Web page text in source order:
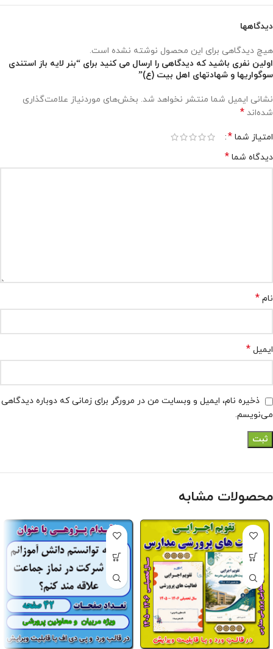
دیدگاهها
هیچ دیدگاهی برای این محصول نوشته نشده است.
اولین نفری باشید که دیدگاهی را ارسال می کنید برای “بنر لایه باز استندی
سوگواریها و شهادتهای اهل بیت (ع)”
نشانی ایمیل شما منتشر نخواهد شد. بخش‌های موردنیاز علامت‌گذاری
شده‌اند *
امتیاز شما *
دیدگاه شما *
نام *
ایمیل *
ذخیره نام، ایمیل و وبسایت من در مرورگر برای زمانی که دوباره دیدگاهی
می‌نویسم.
محصولات مشابه